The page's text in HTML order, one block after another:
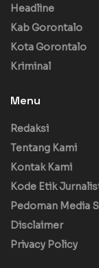
Headline
Kab Gorontalo
Kota Gorontalo
Kriminal
Menu
Redaksi
Tentang Kami
Kontak Kami
Kode Etik
Pedoman Media
Disclaimer
Privacy Policy